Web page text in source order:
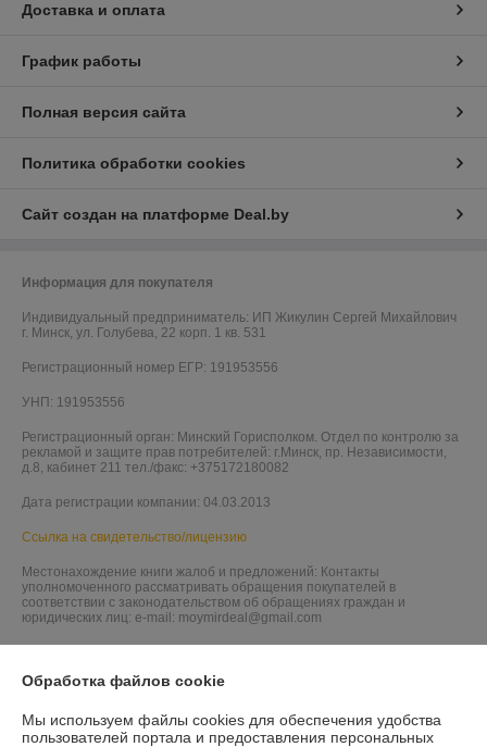
Доставка и оплата
График работы
Полная версия сайта
Политика обработки cookies
Сайт создан на платформе Deal.by
Информация для покупателя
Индивидуальный предприниматель: ИП Жикулин Сергей Михайлович
г. Минск, ул. Голубева, 22 корп. 1 кв. 531
Регистрационный номер ЕГР: 191953556
УНП: 191953556
Регистрационный орган: Минский Горисполком. Отдел по контролю за
рекламой и защите прав потребителей: г.Минск, пр. Независимости,
д.8, кабинет 211 тел./факс: +375172180082
Дата регистрации компании: 04.03.2013
Ссылка на свидетельство/лицензию
Местонахождение книги жалоб и предложений: Контакты
уполномоченного рассматривать обращения покупателей в
соответствии с законодательством об обращениях граждан и
юридических лиц: e-mail: moymirdeal@gmail.com
Обработка файлов cookie
Мы используем файлы cookies для обеспечения удобства
пользователей портала и предоставления персональных